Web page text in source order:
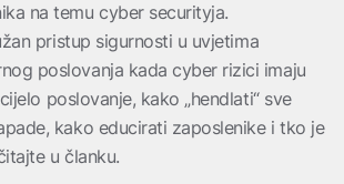
na temu cyber securityja.
pristup sigurnosti u uvjetima
poslovanja kada cyber rizici imaju
poslovanje, kako „hendlati“ sve
kako educirati zaposlenike i tko je
u članku.